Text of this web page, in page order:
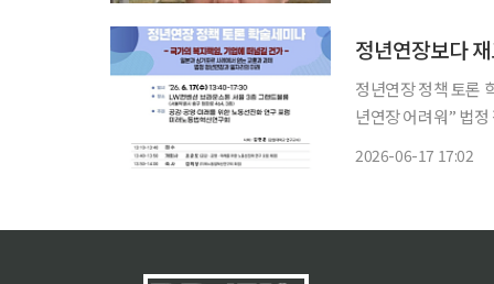
정년연장보다
정년연장 정책 토론
년연장 어려워” 법정 정년을 일률적으로 늦추기보다 기업과 근로자가 상황에 맞게 재고용 등
2026-06-17 17:02